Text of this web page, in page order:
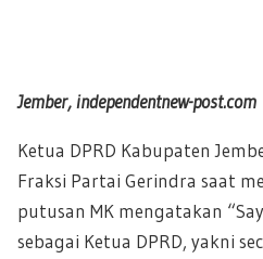
Jember, independentnew-post.com
Ketua DPRD Kabupaten
Fraksi Partai Gerindra saat
putusan MK mengatakan
sebagai Ketua DPRD, yakni